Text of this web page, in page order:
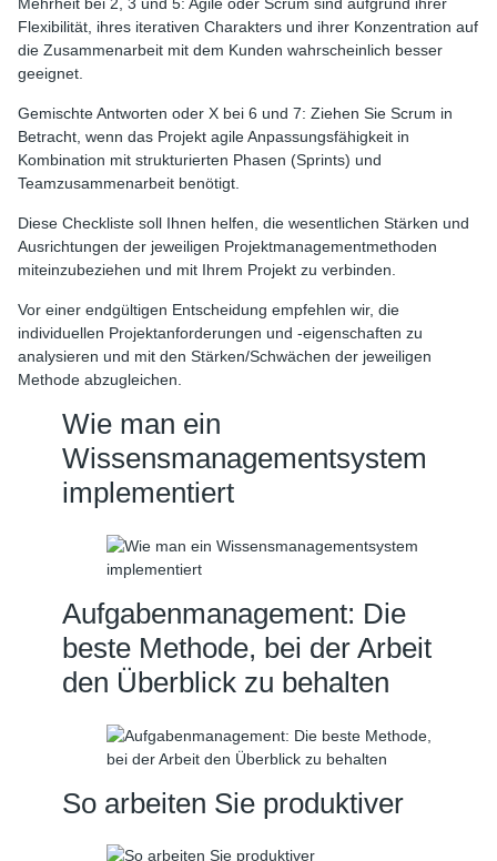
Flexibilität, ihres iterativen Charakters und ihrer Konzentration auf
die Zusammenarbeit mit dem Kunden wahrscheinlich besser
geeignet.
Gemischte Antworten oder X bei 6 und 7: Ziehen Sie Scrum in
Betracht, wenn das Projekt agile Anpassungsfähigkeit in
Kombination mit strukturierten Phasen (Sprints) und
Teamzusammenarbeit benötigt.
Diese Checkliste soll Ihnen helfen, die wesentlichen Stärken und
Ausrichtungen der jeweiligen Projektmanagementmethoden
miteinzubeziehen und mit Ihrem Projekt zu verbinden.
Vor einer endgültigen Entscheidung empfehlen wir, die
individuellen Projektanforderungen und -eigenschaften zu
analysieren und mit den Stärken/Schwächen der jeweiligen
Methode abzugleichen.
Wie man ein
Wissensmanagementsystem
implementiert
Aufgabenmanagement: Die
beste Methode, bei der Arbeit
den Überblick zu behalten
So arbeiten Sie produktiver